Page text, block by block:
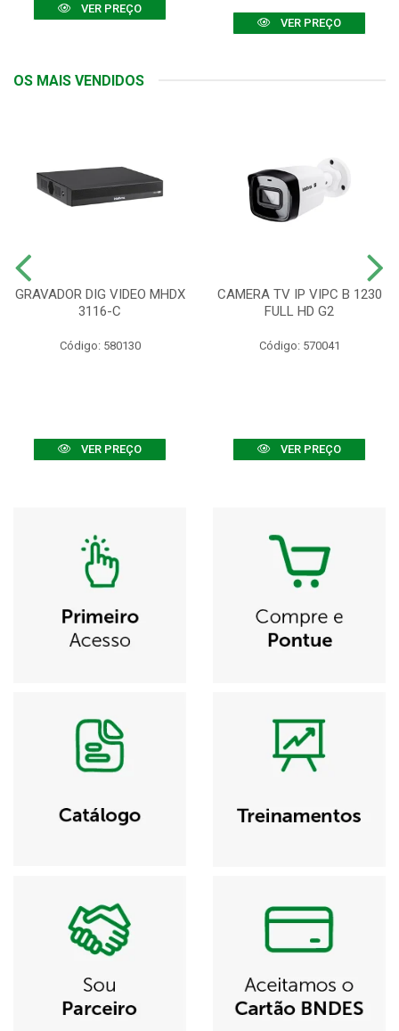
VER PREÇO
VER PREÇO
OS MAIS VENDIDOS
GRAVADOR DIG VIDEO MHDX
3116-C
Código: 580130
VER PREÇO
CAMERA TV IP VIPC B 1230
FULL HD G2
Código: 570041
VER PREÇO